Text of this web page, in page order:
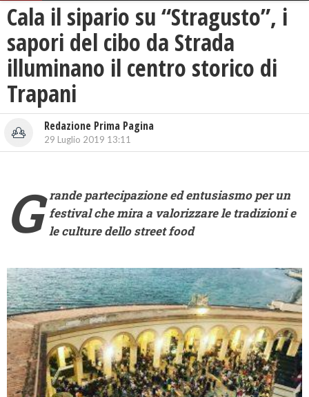
Cala il sipario su “Stragusto”, i
sapori del cibo da Strada
illuminano il centro storico di
Trapani
Redazione Prima Pagina
29 Luglio 2019 13:11
G rande partecipazione ed entusiasmo per un
festival che mira a valorizzare le tradizioni e
le culture dello street food